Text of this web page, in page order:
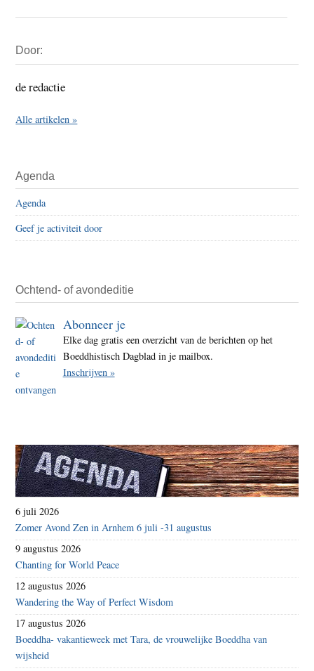
Sidebar
Door:
de redactie
Alle artikelen »
Agenda
Agenda
Geef je activiteit door
Ochtend- of avondeditie
Abonneer je
Elke dag gratis een overzicht van de berichten op het
Boeddhistisch Dagblad in je mailbox.
Inschrijven »
6 juli 2026
Zomer Avond Zen in Arnhem 6 juli -31 augustus
9 augustus 2026
Chanting for World Peace
12 augustus 2026
Wandering the Way of Perfect Wisdom
17 augustus 2026
Boeddha- vakantieweek met Tara, de vrouwelijke Boeddha van
wijsheid